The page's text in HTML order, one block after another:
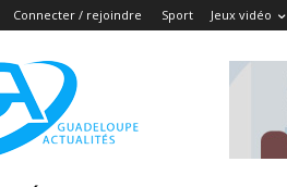
Connecter / rejoindre Sport Jeux vidéo